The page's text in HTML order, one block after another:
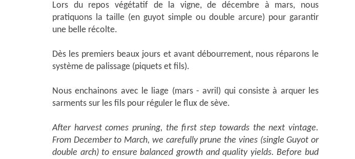
Lors du repos végétatif de la vigne, de décembre à mars, nous
pratiquons la taille (en guyot simple ou double arcure) pour garantir
une belle récolte.
Dès les premiers beaux jours et avant débourrement, nous réparons le
système de palissage (piquets et fils).
Nous enchainons avec le liage (mars - avril) qui consiste à arquer les
sarments sur les fils pour réguler le flux de sève.
After harvest comes pruning, the first step towards the next vintage.
From December to March, we carefully prune the vines (single Guyot or
double arch) to ensure balanced growth and quality yields. Before bud